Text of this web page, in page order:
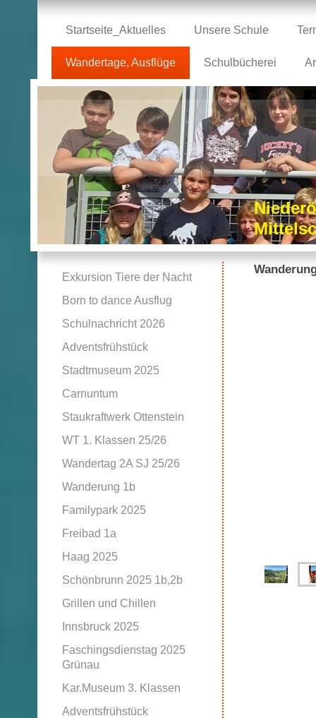
Startseite_Aktuelles Unsere Schule
Wandertage, Ausflüge Schulbücherei
Exkursion Tiere der Nacht
Born to dance Ausflug
Schulnachricht 2026
Adventsfrühstück
Stadtmuseum 2025
Carnuntum
Staukraftwerk Ottenstein
WT 1. Klassen 25/26
Wandertag 2A SJ 25/26
Wanderung 1b
Familypark 2025
Freibad 1a
Haag 2025
Schönbrunn 2025 1b,2b
Grillen und Chillen
Innsbruck 2025
Faschingsdienstag 2025
Grünau
Kar.Museum 3. Klassen
Adventsfrühstück